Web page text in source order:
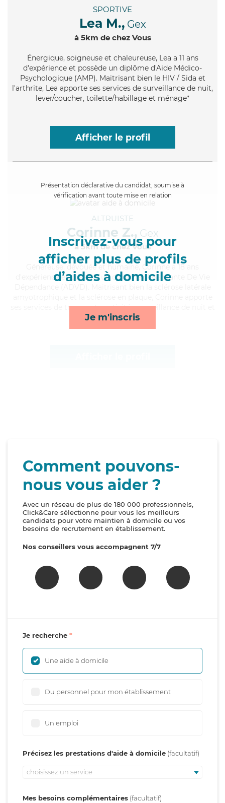
SPORTIVE
Lea M., Gex
à 5km de chez Vous
Énergique, soigneuse et chaleureuse, Lea a 11 ans
d'expérience et possède un diplôme d'Aide Médico-
Psychologique (AMP). Maitrisant bien le HIV / Sida et
l'arthrite, Lea apporte ses services de surveillance de nuit,
lever/coucher, toilette/habillage et ménage*
Afficher le profil
Présentation déclarative du candidat, soumise à
vérification avant toute mise en relation
Inscrivez-vous pour
afficher plus de profils
d’aides à domicile
Je m'inscris
ALTRUISTE
Corinne Z., Gex
à 5km de chez Vous
, dévouée et humaine, Corinne a 18 ans
d'expérience et possède un diplôme d'Assistante De Vie
ses services de transports, activités, surveillance de nuit et
courses/livraison*
Comment pouvons-
nous vous aider ?
Avec un réseau de plus de 180 000 professionnels,
Click&Care sélectionne pour vous les meilleurs
candidats pour votre maintien à domicile ou vos
besoins de recrutement en établissement.
Nos conseillers vous accompagnent 7/7
Je recherche
Une aide à domicile
Du personnel pour mon établissement
Un emploi
Précisez les prestations d'aide à domicile
choisissez un service
Mes besoins complémentaires